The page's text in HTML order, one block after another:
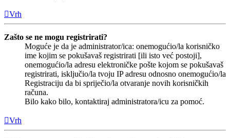
Vrh
Zašto se ne mogu registrirati?
Moguće je da je administrator/ica: onemogućio/la korisničko
ime kojim se pokušavaš registrirati [ili isto već postoji],
onemogućio/la adresu elektroničke pošte kojom se pokušavaš
registrirati, isključio/la tvoju IP adresu odnosno onemogućio/la
Registraciju da bi spriječio/la otvaranje novih korisničkih
računa.
Bilo kako bilo, kontaktiraj administratora/icu za pomoć.
Vrh